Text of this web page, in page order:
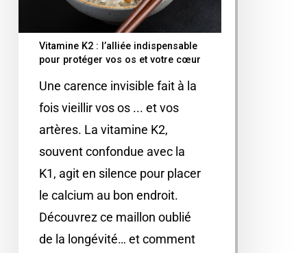
Vitamine K2 : l’alliée indispensable
pour protéger vos os et votre cœur
Une carence invisible fait à la
fois vieillir vos os ... et vos
artères. La vitamine K2,
souvent confondue avec la
K1, agit en silence pour placer
le calcium au bon endroit.
Découvrez ce maillon oublié
de la longévité… et comment